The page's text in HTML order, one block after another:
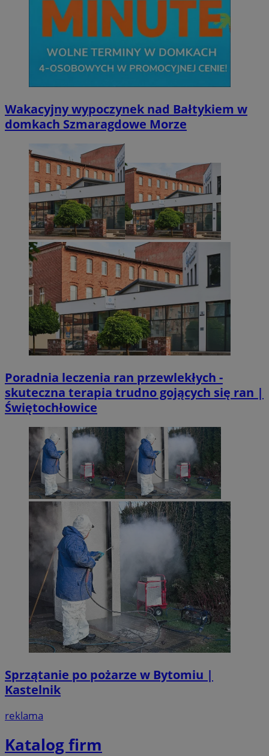
Wakacyjny wypoczynek nad Bałtykiem w
domkach Szmaragdowe Morze
Poradnia leczenia ran przewlekłych -
skuteczna terapia trudno gojących się ran |
Świętochłowice
Sprzątanie po pożarze w Bytomiu |
Kastelnik
reklama
Katalog firm